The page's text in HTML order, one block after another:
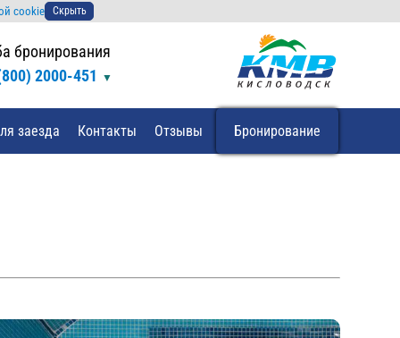
cookie Скрыть
бронирования
2000-451
заезда Контакты Отзывы Бронирование